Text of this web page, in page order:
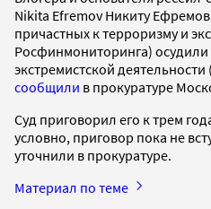
Nikita Efremov Никиту
причастных к терроризму и
Росфинмониторинга)
экстремистской деятельности
сообщили в прокуратуре
Суд приговорил его к трем
условно, приговор пока не
уточнили в прокуратуре.
Материал по теме